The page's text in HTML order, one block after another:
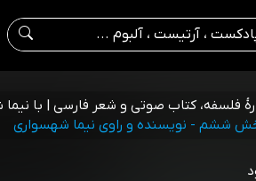
فلسفه، کتاب صوتی و شعر فارسی | با
ششم - نویسنده و راوی نیما شهسواری